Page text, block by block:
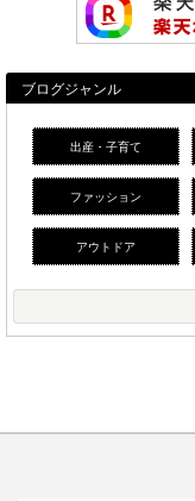
ブログジャンル
出産・子育て
ファッション
アウトドア